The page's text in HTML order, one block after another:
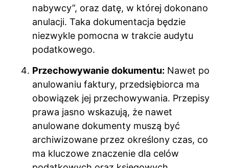
nabywcy”, oraz datę, w której dokonano
anulacji. Taka dokumentacja będzie
niezwykle pomocna w trakcie audytu
podatkowego.
Przechowywanie dokumentu: Nawet po
anulowaniu faktury, przedsiębiorca ma
obowiązek jej przechowywania. Przepisy
prawa jasno wskazują, że nawet
anulowane dokumenty muszą być
archiwizowane przez określony czas, co
ma kluczowe znaczenie dla celów